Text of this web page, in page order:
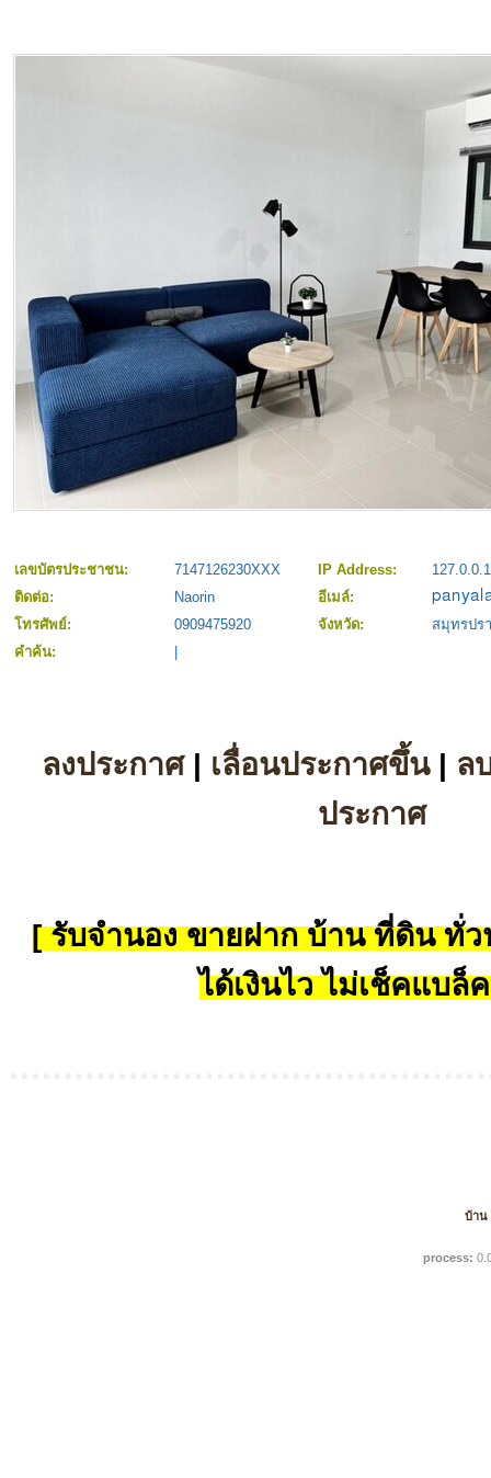
เลขบัตรประชาชน: 7147126230XXX IP Address:
127.0.0.1
ติดต่อ:
Naorin
อีเมล์:
โทรศัพย์:
0909475920 จังหวัด:
สมุทรปร
คำค้น:
ลงประกาศ| เลื่อนประกาศขึ้น| ล
ประกาศ
[ รับจำนอง ขายฝาก บ้าน ที่ดิน ทั่ว
ได้เงินไว ไม่เช็คแบล็
บ้าน
process: